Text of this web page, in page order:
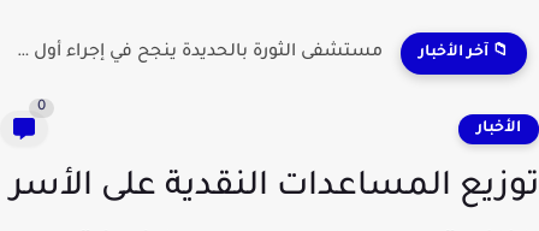
📁 آخر الأخبار مستشفى الثورة بالحديدة ينجح في إجراء أول عملية لاستئصال...
المساعدات النقدية على الأسر